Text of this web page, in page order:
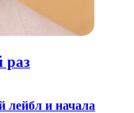
раз
и начала